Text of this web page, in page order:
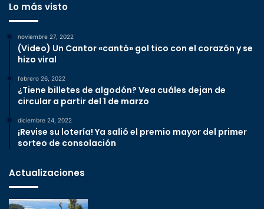
Lo más visto
noviembre 27, 2022
(Video) Un Cantor «cantó» gol tico con el corazón y se
hizo viral
febrero 26, 2022
¿Tiene billetes de algodón? Vea cuáles dejan de
circular a partir del 1 de marzo
diciembre 24, 2022
¡Revise su lotería! Ya salió el premio mayor del primer
sorteo de consolación
Actualizaciones